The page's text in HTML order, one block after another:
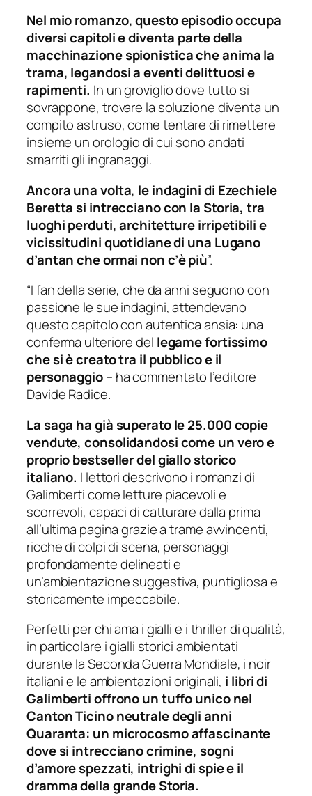
Nel mio romanzo, questo episodio occupa
diversi capitoli e diventa parte della
macchinazione spionistica che anima la
trama, legandosi a eventi delittuosi e
rapimenti. In un groviglio dove tutto si
sovrappone, trovare la soluzione diventa un
compito astruso, come tentare di rimettere
insieme un orologio di cui sono andati
smarriti gli ingranaggi.
Ancora una volta, le indagini di Ezechiele
Beretta si intrecciano con la Storia, tra
luoghi perduti, architetture irripetibili e
vicissitudini quotidiane di una Lugano
d’antan che ormai non c’è più”.
“I fan della serie, che da anni seguono con
passione le sue indagini, attendevano
questo capitolo con autentica ansia: una
conferma ulteriore del legame fortissimo
che si è creato tra il pubblico e il
personaggio– ha commentato l’editore
Davide Radice.
La saga ha già superato le 25.000 copie
vendute, consolidandosi come un vero e
proprio bestseller del giallo storico
italiano. I lettori descrivono i romanzi di
Galimberti come letture piacevoli e
scorrevoli, capaci di catturare dalla prima
all’ultima pagina grazie a trame avvincenti,
ricche di colpi di scena, personaggi
profondamente delineati e
un’ambientazione suggestiva, puntigliosa e
storicamente impeccabile.
Perfetti per chi ama i gialli e i thriller di qualità,
in particolare i gialli storici ambientati
durante la Seconda Guerra Mondiale, i noir
italiani e le ambientazioni originali, i libri di
Galimberti offrono un tuffo unico nel
Canton Ticino neutrale degli anni
Quaranta: un microcosmo affascinante
dove si intrecciano crimine, sogni
d’amore spezzati, intrighi di spie e il
dramma della grande Storia.